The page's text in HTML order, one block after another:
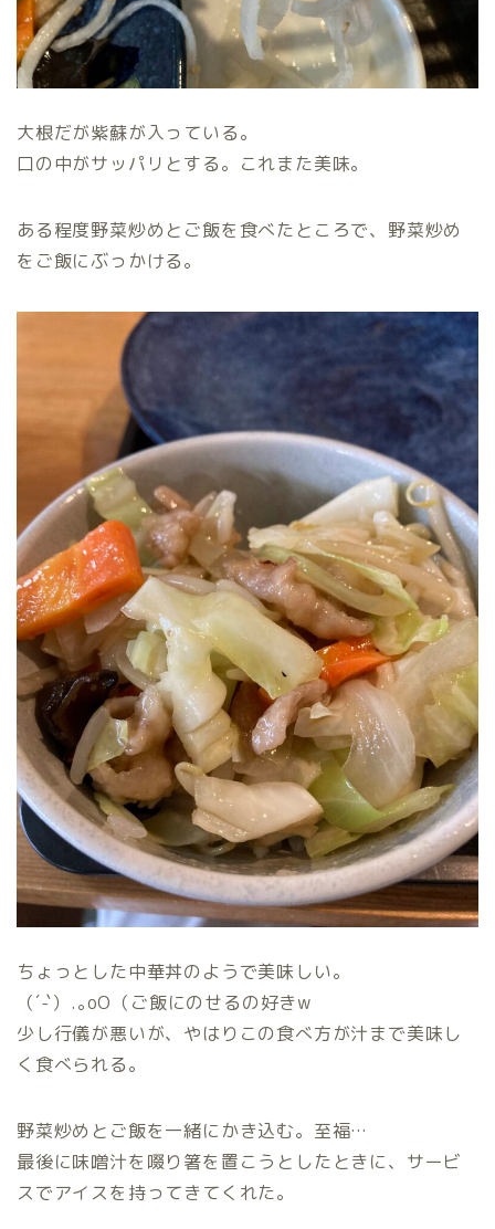
大根だが紫蘇が入っている。
口の中がサッパリとする。これまた美味。
ある程度野菜炒めとご飯を食べたところで、野菜炒め
をご飯にぶっかける。
ちょっとした中華丼のようで美味しい。
（´-`）.｡oO（ご飯にのせるの好きw
少し行儀が悪いが、やはりこの食べ方が汁まで美味し
く食べられる。
野菜炒めとご飯を一緒にかき込む。至福…
最後に味噌汁を啜り箸を置こうとしたときに、サービ
スでアイスを持ってきてくれた。